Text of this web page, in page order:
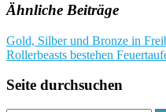
Ähnliche Beiträge
Beitragsnavigation
Gold, Silber und Bronze in
Rollerbeasts bestehen
Seite durchsuchen